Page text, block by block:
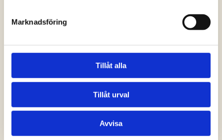
Marknadsföring
Tillåt alla
Tillåt urval
Avvisa
hemsidan?
Hur skapar jag ett användarkonto?